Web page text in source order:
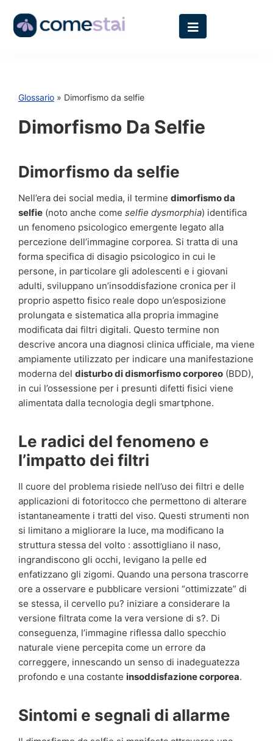
Glossario » Dimorfismo da selfie
Dimorfismo Da Selfie
Dimorfismo da selfie
Nell’era dei social media, il termine dimorfismo da
selfie (noto anche come selfie dysmorphia) identifica
un fenomeno psicologico emergente legato alla
percezione dell’immagine corporea. Si tratta di una
forma specifica di disagio psicologico in cui le
persone, in particolare gli adolescenti e i giovani
adulti, sviluppano un’insoddisfazione cronica per il
proprio aspetto fisico reale dopo un’esposizione
prolungata e sistematica alla propria immagine
modificata dai filtri digitali. Questo termine non
descrive ancora una diagnosi clinica ufficiale, ma viene
ampiamente utilizzato per indicare una manifestazione
moderna del disturbo di dismorfismo corporeo (BDD),
in cui l’ossessione per i presunti difetti fisici viene
alimentata dalla tecnologia degli smartphone.
Le radici del fenomeno e
l’impatto dei filtri
Il cuore del problema risiede nell’uso dei filtri e delle
applicazioni di fotoritocco che permettono di alterare
istantaneamente i tratti del viso. Questi strumenti non
si limitano a migliorare la luce, ma modificano la
struttura stessa del volto : assottigliano il naso,
ingrandiscono gli occhi, levigano la pelle ed
enfatizzano gli zigomi. Quando una persona trascorre
ore a osservare e pubblicare versioni “ottimizzate” di
se stessa, il cervello pu? iniziare a considerare la
versione filtrata come la vera versione di s?. Di
conseguenza, l’immagine riflessa dallo specchio
naturale viene percepita come un errore da
correggere, innescando un senso di inadeguatezza
profondo e una costante insoddisfazione corporea.
Sintomi e segnali di allarme